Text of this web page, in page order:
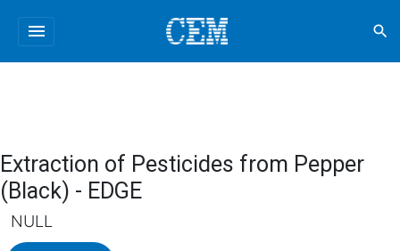
menu search
Extraction of Pesticides from Pepper
(Black) - EDGE
NULL